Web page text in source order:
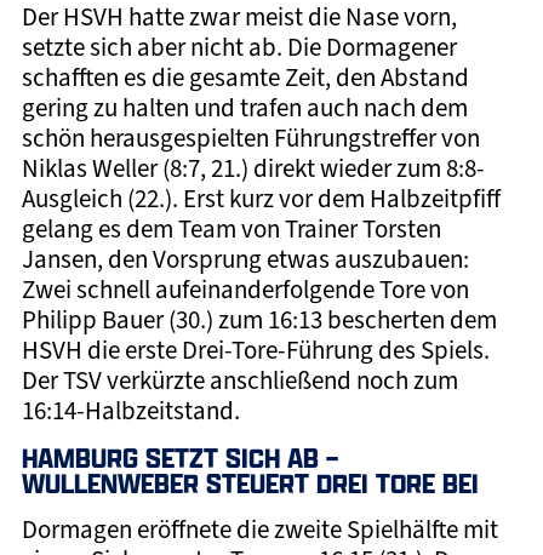
Der HSVH hatte zwar meist die Nase vorn,
setzte sich aber nicht ab. Die Dormagener
schafften es die gesamte Zeit, den Abstand
gering zu halten und trafen auch nach dem
schön herausgespielten Führungstreffer von
Niklas Weller (8:7, 21.) direkt wieder zum 8:8-
Ausgleich (22.). Erst kurz vor dem Halbzeitpfiff
gelang es dem Team von Trainer Torsten
Jansen, den Vorsprung etwas auszubauen:
Zwei schnell aufeinanderfolgende Tore von
Philipp Bauer (30.) zum 16:13 bescherten dem
HSVH die erste Drei-Tore-Führung des Spiels.
Der TSV verkürzte anschließend noch zum
16:14-Halbzeitstand.
HAMBURG SETZT SICH AB –
WULLENWEBER STEUERT DREI TORE BEI
Dormagen eröffnete die zweite Spielhälfte mit